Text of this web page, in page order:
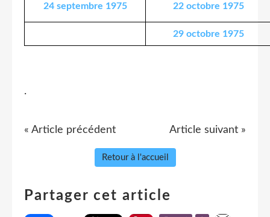
24 septembre 1975 22 octobre 1975
29 octobre 1975
.
« Article précédent Article suivant »
Retour à l'accueil
Partager cet article